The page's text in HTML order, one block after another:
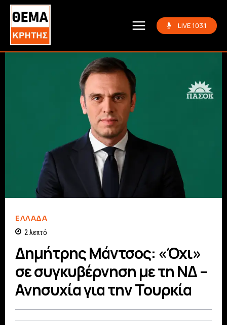
LIVE 103.1
ΕΛΛΆΔΑ
2 λεπτό
Δημήτρης Μάντσος: «Όχι»
σε συγκυβέρνηση με τη ΝΔ –
Ανησυχία για την Τουρκία